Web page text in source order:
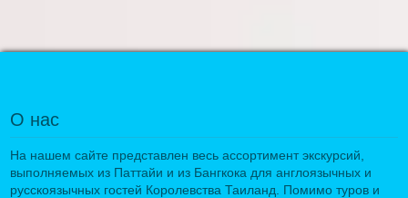
О нас
На нашем сайте представлен весь ассортимент экскурсий,
выполняемых из Паттайи и из Бангкока для англоязычных и
русскоязычных гостей Королевства Таиланд. Помимо туров и